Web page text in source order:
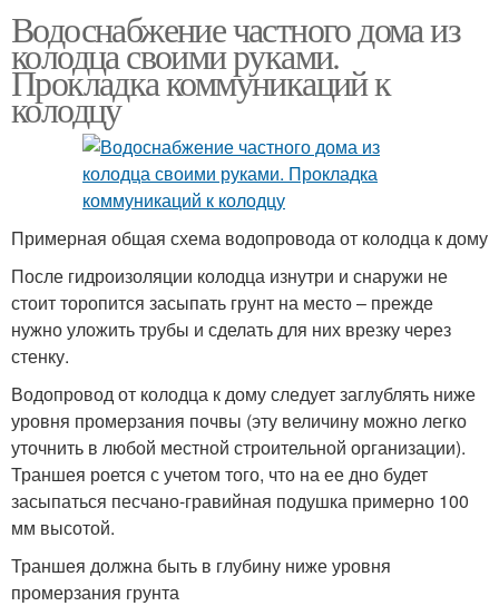
Водоснабжение частного дома из
колодца своими руками.
Прокладка коммуникаций к
колодцу
Примерная общая схема водопровода от колодца к дому
После гидроизоляции колодца изнутри и снаружи не
стоит торопится засыпать грунт на место – прежде
нужно уложить трубы и сделать для них врезку через
стенку.
Водопровод от колодца к дому следует заглублять ниже
уровня промерзания почвы (эту величину можно легко
уточнить в любой местной строительной организации).
Траншея роется с учетом того, что на ее дно будет
засыпаться песчано-гравийная подушка примерно 100
мм высотой.
Траншея должна быть в глубину ниже уровня
промерзания грунта